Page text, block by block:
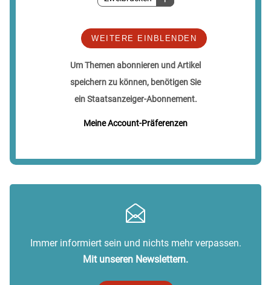
WEITERE EINBLENDEN
Um Themen abonnieren und Artikel
speichern zu können, benötigen Sie
ein Staatsanzeiger-Abonnement.
Meine Account-Präferenzen
Immer informiert sein und nichts mehr verpassen.
Mit unseren Newslettern.